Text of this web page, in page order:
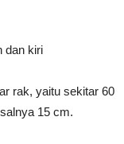
dan kiri
rak, yaitu sekitar 60
15 cm.